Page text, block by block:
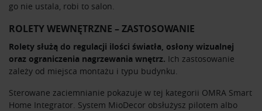
go nie ustala, robi to salon.
ROLETY WEWNĘTRZNE – ZASTOSOWANIE
Rolety służą do regulacji ilości światła, osłony wizualnej
oraz ograniczenia nagrzewania wnętrz. Ich zastosowanie
zależy od miejsca montażu i typu budynku.
Sterowane zaciemnianie pokazuje w tej kategorii OMRA Smart
Home Integrator. System MioDecor obsłużysz pilotem albo